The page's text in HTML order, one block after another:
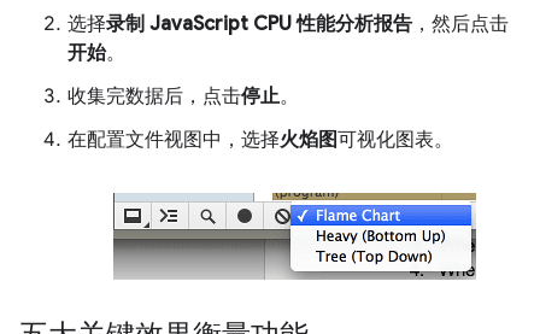
选择录制 JavaScript CPU 性能分析报告 ，然后点击
开始。
收集完数据后，点击停止。
在配置文件视图中，选择火焰图可视化图表。